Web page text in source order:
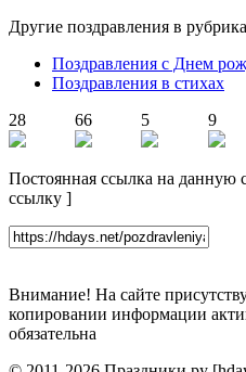
Другие поздравления в
Поздравления с Днем
Поздравления в стихах
28
66 5 9
Постоянная ссылка на данную
ссылку ]
Внимание! На сайте
копировании информации
обязательна